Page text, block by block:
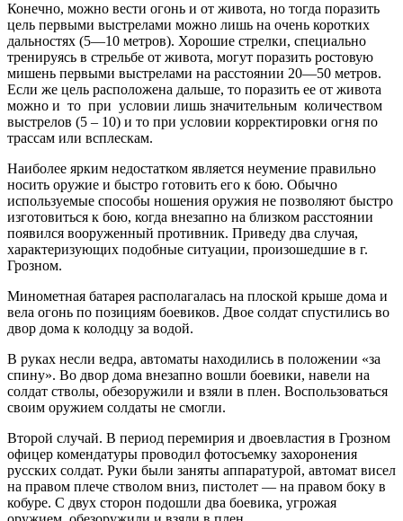
Конечно, можно вести огонь и от живота, но тогда поразить
цель первыми выстрелами можно лишь на очень коротких
дальностях (5—10 метров). Хорошие стрелки, специально
тренируясь в стрельбе от живота, могут поразить ростовую
мишень первыми выстрелами на расстоянии 20—50 метров.
Если же цель расположена дальше, то поразить ее от живота
можно и то при условии лишь значительным количеством
выстрелов (5 – 10) и то при условии корректировки огня по
трассам или всплескам.
Наиболее ярким недостатком является неумение правильно
носить оружие и быстро готовить его к бою. Обычно
используемые способы ношения оружия не позволяют быстро
изготовиться к бою, когда внезапно на близком расстоянии
появился вооруженный противник. Приведу два случая,
характеризующих подобные ситуации, произошедшие в г.
Грозном.
Минометная батарея располагалась на плоской крыше дома и
вела огонь по позициям боевиков. Двое солдат спустились во
двор дома к колодцу за водой.
В руках несли ведра, автоматы находились в положении «за
спину». Во двор дома внезапно вошли боевики, навели на
солдат стволы, обезоружили и взяли в плен. Воспользоваться
своим оружием солдаты не смогли.
Второй случай. В период перемирия и двоевластия в Грозном
офицер комендатуры проводил фотосъемку захоронения
русских солдат. Руки были заняты аппаратурой, автомат висел
на правом плече стволом вниз, пистолет — на правом боку в
кобуре. С двух сторон подошли два боевика, угрожая